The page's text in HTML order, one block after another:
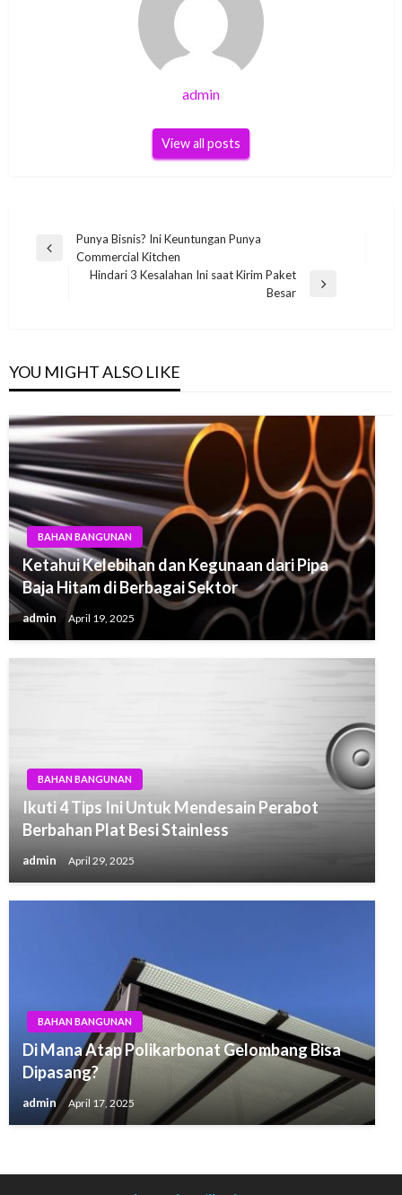
admin
View all posts
Post
navigation
Previous
Punya Bisnis? Ini Keuntungan Punya
Commercial Kitchen
Hindari 3 Kesalahan Ini saat Kirim Paket
Besar
YOU MIGHT ALSO LIKE
BAHAN BANGUNAN
Ketahui Kelebihan dan Kegunaan dari Pipa
Baja Hitam di Berbagai Sektor
admin April 19, 2025
BAHAN BANGUNAN
Ikuti 4 Tips Ini Untuk Mendesain Perabot
Berbahan Plat Besi Stainless
admin April 29, 2025
BAHAN BANGUNAN
Di Mana Atap Polikarbonat Gelombang Bisa
Dipasang?
admin April 17, 2025